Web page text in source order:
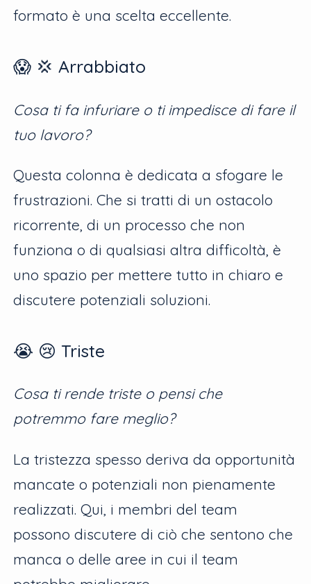
formato è una scelta eccellente.
😱 💢 Arrabbiato
Cosa ti fa infuriare o ti impedisce di fare il
tuo lavoro?
Questa colonna è dedicata a sfogare le
frustrazioni. Che si tratti di un ostacolo
ricorrente, di un processo che non
funziona o di qualsiasi altra difficoltà, è
uno spazio per mettere tutto in chiaro e
discutere potenziali soluzioni.
😭 😢 Triste
Cosa ti rende triste o pensi che
potremmo fare meglio?
La tristezza spesso deriva da opportunità
mancate o potenziali non pienamente
realizzati. Qui, i membri del team
possono discutere di ciò che sentono che
manca o delle aree in cui il team